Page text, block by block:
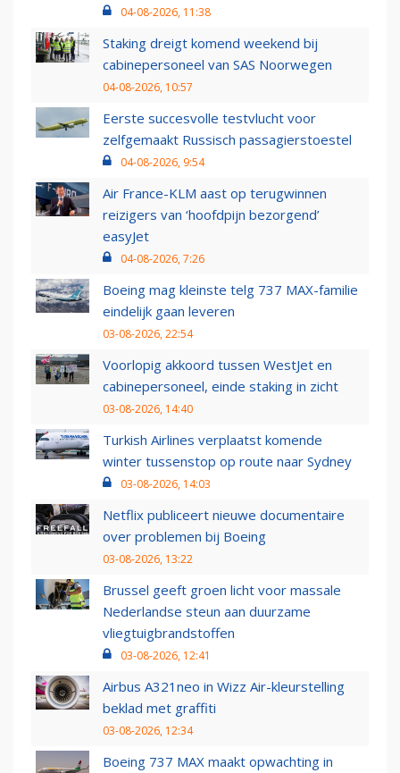
04-08-2026, 11:38
Staking dreigt komend weekend bij
cabinepersoneel van SAS Noorwegen
04-08-2026, 10:57
Eerste succesvolle testvlucht voor
zelfgemaakt Russisch passagierstoestel
04-08-2026, 9:54
Air France-KLM aast op terugwinnen
reizigers van ‘hoofdpijn bezorgend’
easyJet
04-08-2026, 7:26
Boeing mag kleinste telg 737 MAX-familie
eindelijk gaan leveren
03-08-2026, 22:54
Voorlopig akkoord tussen WestJet en
cabinepersoneel, einde staking in zicht
03-08-2026, 14:40
Turkish Airlines verplaatst komende
winter tussenstop op route naar Sydney
03-08-2026, 14:03
Netflix publiceert nieuwe documentaire
over problemen bij Boeing
03-08-2026, 13:22
Brussel geeft groen licht voor massale
Nederlandse steun aan duurzame
vliegtuigbrandstoffen
03-08-2026, 12:41
Airbus A321neo in Wizz Air-kleurstelling
beklad met graffiti
03-08-2026, 12:34
Boeing 737 MAX maakt opwachting in